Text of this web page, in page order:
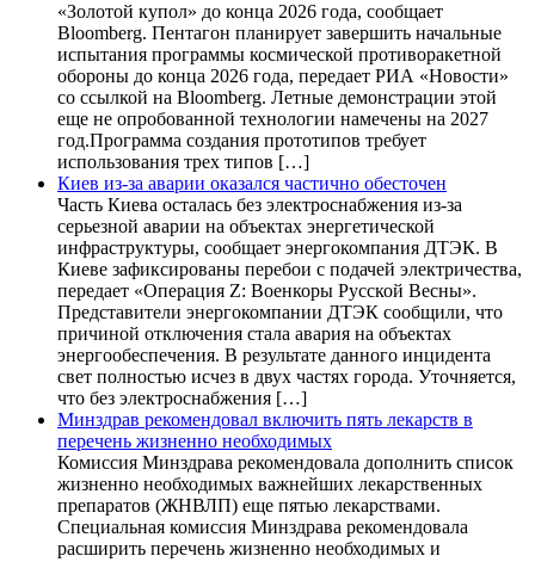
«Золотой купол» до конца 2026 года, сообщает
Bloomberg. Пентагон планирует завершить начальные
испытания программы космической противоракетной
обороны до конца 2026 года, передает РИА «Новости»
со ссылкой на Bloomberg. Летные демонстрации этой
еще не опробованной технологии намечены на 2027
год.Программа создания прототипов требует
использования трех типов […]
Киев из-за аварии оказался частично обесточен
Часть Киева осталась без электроснабжения из-за
серьезной аварии на объектах энергетической
инфраструктуры, сообщает энергокомпания ДТЭК. В
Киеве зафиксированы перебои с подачей электричества,
передает «Операция Z: Военкоры Русской Весны».
Представители энергокомпании ДТЭК сообщили, что
причиной отключения стала авария на объектах
энергообеспечения. В результате данного инцидента
свет полностью исчез в двух частях города. Уточняется,
что без электроснабжения […]
Минздрав рекомендовал включить пять лекарств в
перечень жизненно необходимых
Комиссия Минздрава рекомендовала дополнить список
жизненно необходимых важнейших лекарственных
препаратов (ЖНВЛП) еще пятью лекарствами.
Специальная комиссия Минздрава рекомендовала
расширить перечень жизненно необходимых и